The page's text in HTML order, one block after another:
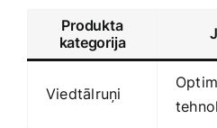
Produkta
kategorija
Viedtālruņi